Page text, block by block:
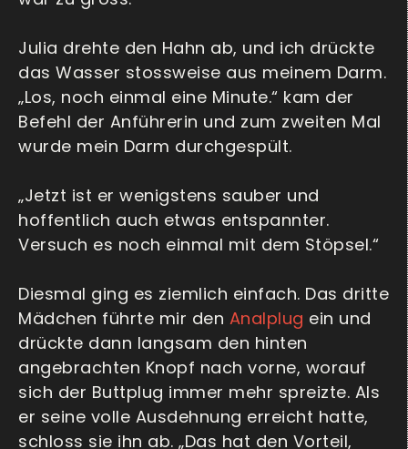
Julia drehte den Hahn ab, und ich drückte
das Wasser stossweise aus meinem Darm.
„Los, noch einmal eine Minute.“ kam der
Befehl der Anführerin und zum zweiten Mal
wurde mein Darm durchgespült.
„Jetzt ist er wenigstens sauber und
hoffentlich auch etwas entspannter.
Versuch es noch einmal mit dem Stöpsel.“
Diesmal ging es ziemlich einfach. Das dritte
Mädchen führte mir den Analplug ein und
drückte dann langsam den hinten
angebrachten Knopf nach vorne, worauf
sich der Buttplug immer mehr spreizte. Als
er seine volle Ausdehnung erreicht hatte,
schloss sie ihn ab. „Das hat den Vorteil,